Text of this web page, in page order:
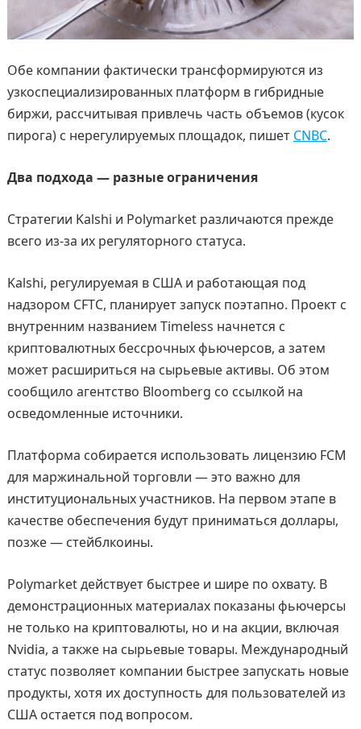
Обе компании фактически трансформируются из
узкоспециализированных платформ в гибридные
биржи, рассчитывая привлечь часть объемов (кусок
пирога) с нерегулируемых площадок, пишет CNBC.
Два подхода — разные ограничения
Стратегии Kalshi и Polymarket различаются прежде
всего из-за их регуляторного статуса.
Kalshi, регулируемая в США и работающая под
надзором CFTC, планирует запуск поэтапно. Проект с
внутренним названием Timeless начнется с
криптовалютных бессрочных фьючерсов, а затем
может расшириться на сырьевые активы. Об этом
сообщило агентство Bloomberg со ссылкой на
осведомленные источники.
Платформа собирается использовать лицензию FCM
для маржинальной торговли — это важно для
институциональных участников. На первом этапе в
качестве обеспечения будут приниматься доллары,
позже — стейблкоины.
Polymarket действует быстрее и шире по охвату. В
демонстрационных материалах показаны фьючерсы
не только на криптовалюты, но и на акции, включая
Nvidia, а также на сырьевые товары. Международный
статус позволяет компании быстрее запускать новые
продукты, хотя их доступность для пользователей из
США остается под вопросом.